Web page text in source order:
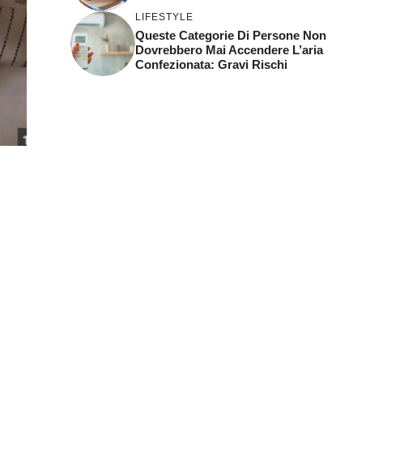
LIFESTYLE
Queste Categorie Di Persone Non
Dovrebbero Mai Accendere L’aria
Confezionata: Gravi Rischi